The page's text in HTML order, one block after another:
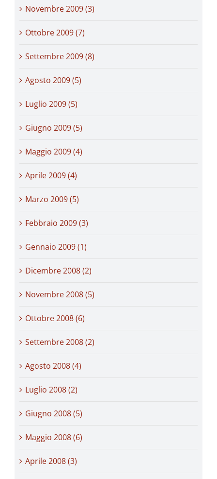
Novembre 2009 (3)
Ottobre 2009 (7)
Settembre 2009 (8)
Agosto 2009 (5)
Luglio 2009 (5)
Giugno 2009 (5)
Maggio 2009 (4)
Aprile 2009 (4)
Marzo 2009 (5)
Febbraio 2009 (3)
Gennaio 2009 (1)
Dicembre 2008 (2)
Novembre 2008 (5)
Ottobre 2008 (6)
Settembre 2008 (2)
Agosto 2008 (4)
Luglio 2008 (2)
Giugno 2008 (5)
Maggio 2008 (6)
Aprile 2008 (3)